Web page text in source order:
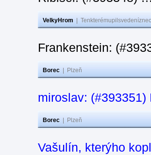
VelkyHrom
Frankenstein:
Borec Plzeň
miroslav:
Borec Plzeň
Vašulín, kterýho